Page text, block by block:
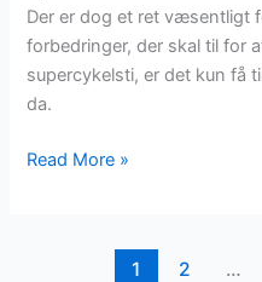
Der er dog et ret væsentligt
forbedringer, der skal til for
supercykelsti, er det kun få
da.
Read More »
1 2 …